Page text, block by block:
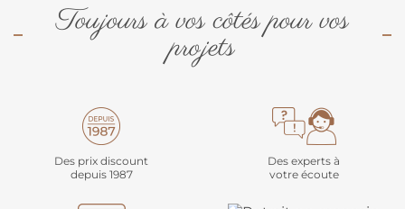
Toujours à vos côtés pour vos
projets
Des prix discount
depuis 1987
Des experts à
votre écoute